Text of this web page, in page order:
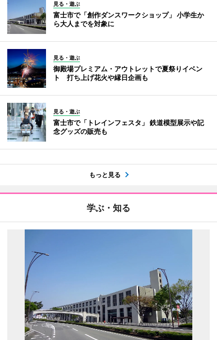
見る・遊ぶ
富士市で「創作ダンスワークショップ」 小学生か
ら大人までを対象に
見る・遊ぶ
御殿場プレミアム・アウトレットで夏祭りイベン
ト 打ち上げ花火や縁日企画も
見る・遊ぶ
富士市で「トレインフェスタ」 鉄道模型展示や記
念グッズの販売も
もっと見る
学ぶ・知る